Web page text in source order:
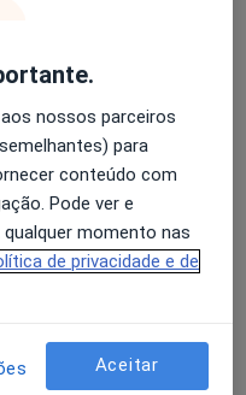
de dados
dados)
de Segurança de
ou
Doctoralia
C / Josep Pla
D
finalidade a
informações
nossos parceiros
para
conteúdo com
Pode ver e
momento nas
de privacidade e de
Aceitar